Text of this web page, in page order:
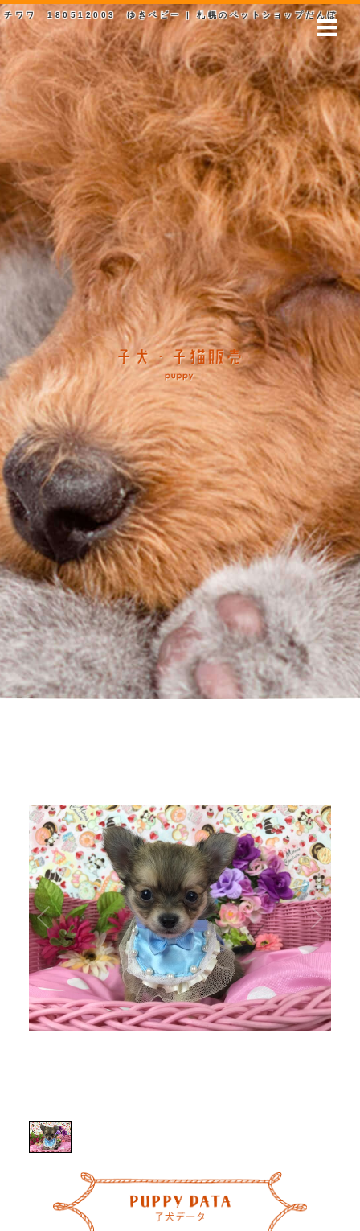
チワワ 180512003 ゆきベビー | 札幌のペットショップだんぼ